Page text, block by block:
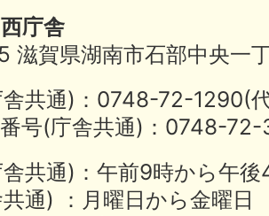
庁舎
滋賀県湖南市石部中央一
舎共通)：0748-72-
号(庁舎共通)：0748-
共通)：午前9時から午
通) ：月曜日から金曜日